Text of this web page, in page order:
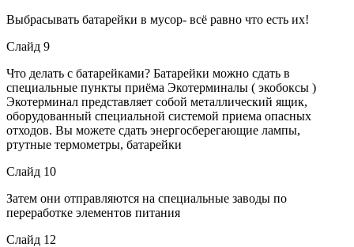
Выбрасывать батарейки в мусор- всё равно что есть их!
Слайд 9
Что делать с батарейками? Батарейки можно сдать в
специальные пункты приёма Экотерминалы ( экобоксы )
Экотерминал представляет собой металлический ящик,
оборудованный специальной системой приема опасных
отходов. Вы можете сдать энергосберегающие лампы,
ртутные термометры, батарейки
Слайд 10
Затем они отправляются на специальные заводы по
переработке элементов питания
Слайд 12